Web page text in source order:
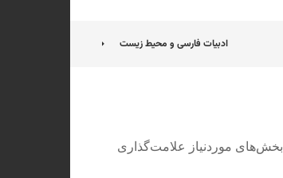
ادبیات فارسی و محیط زیست
بخش‌های موردنیاز علامت‌گذاری